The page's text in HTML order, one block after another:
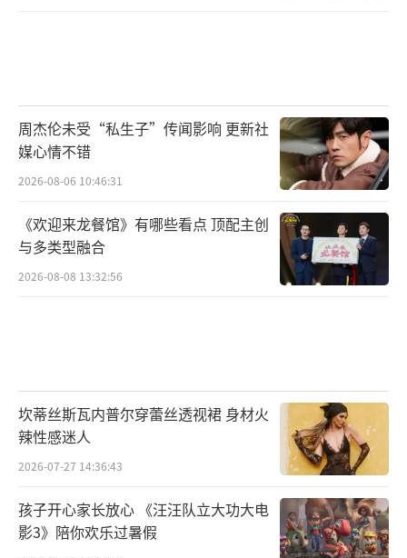
周杰伦未受“私生子”传闻影响 更新社
媒心情不错
2026-08-06 10:46:31
《欢迎来龙餐馆》有哪些看点 顶配主创
与多类型融合
2026-08-08 13:32:56
坎蒂丝斯瓦内普尔穿蕾丝透视裙 身材火
辣性感迷人
2026-07-27 14:36:43
孩子开心家长放心 《汪汪队立大功大电
影3》陪你欢乐过暑假